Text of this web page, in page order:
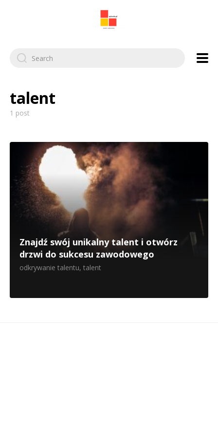
Search
for:
talent
1 post
Znajdź swój unikalny talent i otwórz
drzwi do sukcesu zawodowego
odkrywanie talentu, talent